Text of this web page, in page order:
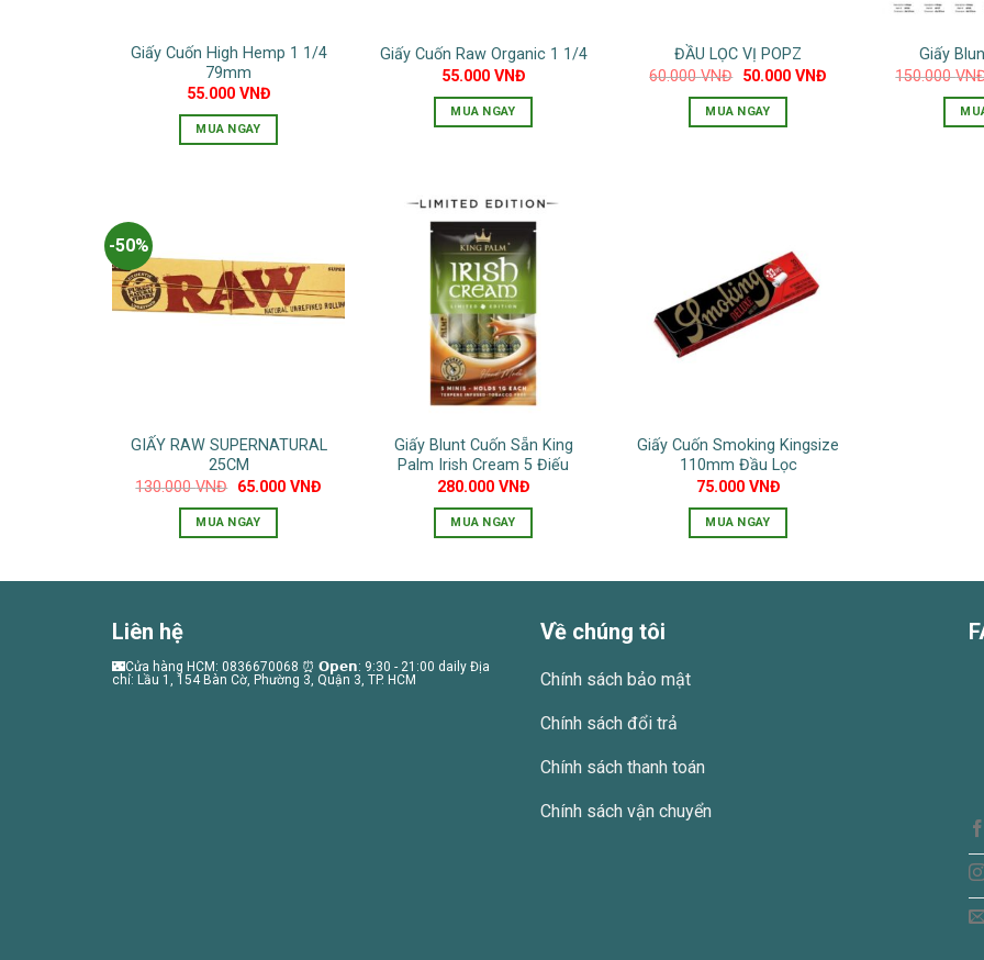
Giấy Cuốn High Hemp 1 1/4
79mm
55.000 VNĐ
MUA NGAY
Giấy Cuốn Raw Organic 1 1/4
55.000 VNĐ
MUA NGAY
ĐẦU LỌC VỊ POPZ
60.000VNĐ Giá
là:
60.000 VNĐ.
50.000 VNĐGiá
MUA NGAY
Giấy
150.000
-50%
GIẤY RAW SUPERNATURAL
25CM
130.000VNĐ Giá
là:
130.000 VNĐ.
65.000 VNĐGiá
MUA NGAY
Giấy Blunt Cuốn Sẵn King
Palm Irish Cream 5 Điếu
280.000 VNĐ
MUA NGAY
Giấy Cuốn Smoking Kingsize
110mm Đầu Lọc
75.000 VNĐ
MUA NGAY
Liên hệ
🌃Cửa hàng HCM: 0836670068 ⏰ 𝗢𝗽𝗲𝗻: 9:30 - 21:00 daily Địa
chỉ: Lầu 1, 154 Bàn Cờ, Phường 3, Quận 3, TP. HCM
Về chúng tôi
Chính sách bảo mật
Chính sách đổi trả
Chính sách thanh toán
Chính sách vận chuyển